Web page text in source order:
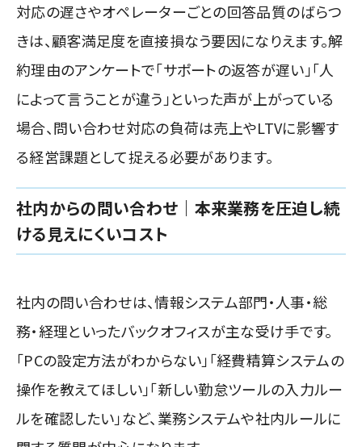
対応の遅さやオペレーターごとの回答品質のばらつ
きは、顧客満足度を直接損なう要因になりえます。解
約理由のアンケートで「サポートの返答が遅い」「人
によって言うことが違う」といった声が上がっている
場合、問い合わせ対応の負荷は売上やLTVに影響す
る経営課題として捉える必要があります。
社内からの問い合わせ｜本来業務を圧迫し続
ける見えにくいコスト
社内の問い合わせは、情報システム部門・人事・総
務・経理といったバックオフィスが主な受け手です。
「PCの設定方法がわからない」「経費精算システムの
操作を教えてほしい」「新しい勤怠ツールの入力ルー
ルを確認したい」など、業務システムや社内ルールに